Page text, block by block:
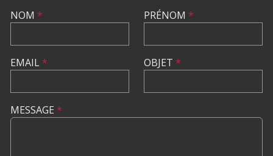
NOM *
EMAIL*
PRÉNOM *
OBJET *
MESSAGE *